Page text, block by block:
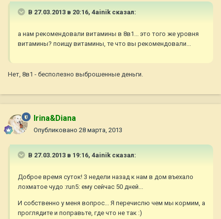
В 27.03.2013 в 20:16, 4ainik сказал:
а нам рекомендовали витамины в 8в1... это того же уровня
витамины? поищу витамины, те что вы рекомендовали...
Нет, 8в1 - бесполезно выброшенные деньги.
Irina&Diana
Опубликовано 28 марта, 2013
В 27.03.2013 в 19:16, 4ainik сказал:
Доброе время суток! 3 недели назад к нам в дом въехало
лохматое чудо :run5: ему сейчас 50 дней...
И собственно у меня вопрос... Я перечислю чем мы кормим, а
проглядите и поправьте, где что не так :)